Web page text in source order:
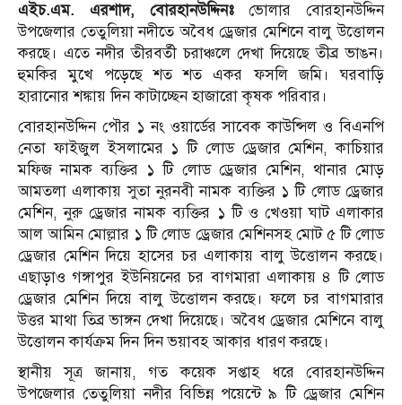
এইচ.এম. এরশাদ, বোরহানউদ্দিনঃভোলার বোরহানউদ্দিন
উপজেলার তেতুলিয়া নদীতে অবৈধ ড্রেজার মেশিনে বালু উত্তোলন
করছে। এতে নদীর তীরবর্তী চরাঞ্চলে দেখা দিয়েছে তীব্র ভাঙন।
হুমকির মুখে পড়েছে শত শত একর ফসলি জমি। ঘরবাড়ি
হারানোর শঙ্কায় দিন কাটাচ্ছেন হাজারো কৃষক পরিবার।
বোরহানউদ্দিন পৌর ১ নং ওয়ার্ডের সাবেক কাউন্সিল ও বিএনপি
নেতা ফাইজুল ইসলামের ১ টি লোড ড্রেজার মেশিন, কাচিয়ার
মফিজ নামক ব্যক্তির ১ টি লোড ড্রেজার মেশিন, থানার মোড়
আমতলা এলাকায় সুতা নুরনবী নামক ব্যক্তির ১ টি লোড ড্রেজার
মেশিন, নুরু ড্রেজার নামক ব্যক্তির ১ টি ও খেওয়া ঘাট এলাকার
আল আমিন মোল্লার ১ টি লোড ড্রেজার মেশিনসহ মোট ৫ টি লোড
ড্রেজার মেশিন দিয়ে হাসের চর এলাকায় বালু উত্তোলন করছে।
এছাড়াও গঙ্গাপুর ইউনিয়নের চর বাগমারা এলাকায় ৪ টি লোড
ড্রেজার মেশিন দিয়ে বালু উত্তোলন করছে। ফলে চর বাগমারার
উত্তর মাথা তিব্র ভাঙ্গন দেখা দিয়েছে। অবৈধ ড্রেজার মেশিনে বালু
উত্তোলন কার্যক্রম দিন দিন ভয়াবহ আকার ধারণ করছে।
স্থানীয় সূত্র জানায়, গত কয়েক সপ্তাহ ধরে বোরহানউদ্দিন
উপজেলার তেতুলিয়া নদীর বিভিন্ন পয়েন্টে ৯ টি ড্রেজার মেশিন